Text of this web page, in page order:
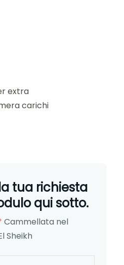
extra
carichi
tua richiesta
qui sotto.
Cammellata nel
Sheikh